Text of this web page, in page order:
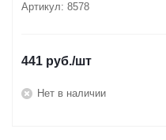
Артикул: 8578
441 руб./шт
Нет в наличии